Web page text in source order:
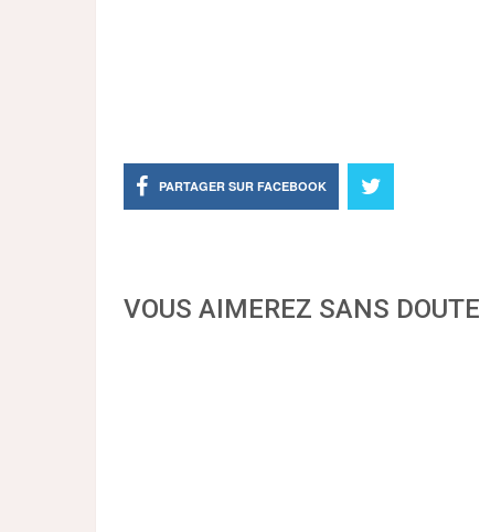
PARTAGER SUR FACEBOOK
VOUS AIMEREZ SANS DOUTE